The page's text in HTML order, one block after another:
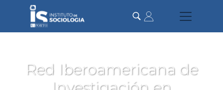
content
Red Iberoamericana de